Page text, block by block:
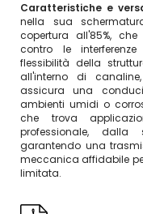
Caratteristiche e
nella sua
copertura all'85%,
contro le interferenze
flessibilità della
all'interno di
assicura una
ambienti umidi o
che trova
professionale, dalla
garantendo una
meccanica affidabile
limitata.